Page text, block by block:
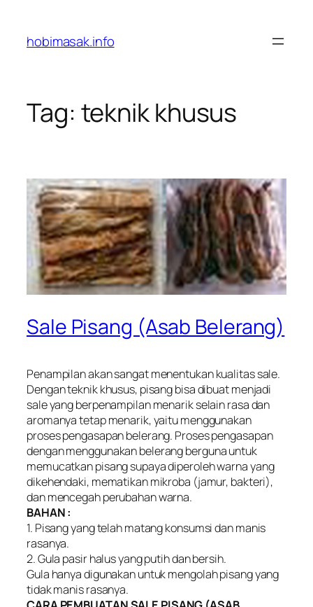
content
hobimasak.info
Tag: teknik khusus
Sale Pisang (Asab Belerang)
Penampilan akan sangat menentukan kualitas sale.
Dengan teknik khusus, pisang bisa dibuat menjadi
sale yang berpenampilan menarik selain rasa dan
aromanya tetap menarik, yaitu menggunakan
proses pengasapan belerang. Proses pengasapan
dengan menggunakan belerang berguna untuk
memucatkan pisang supaya diperoleh warna yang
dikehendaki, mematikan mikroba (jamur, bakteri),
dan mencegah perubahan warna.
BAHAN :
1. Pisang yang telah matang konsumsi dan manis
rasanya.
2. Gula pasir halus yang putih dan bersih.
Gula hanya digunakan untuk mengolah pisang yang
tidak manis rasanya.